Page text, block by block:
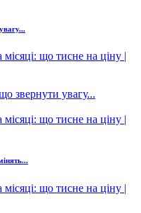
звернути увагу...